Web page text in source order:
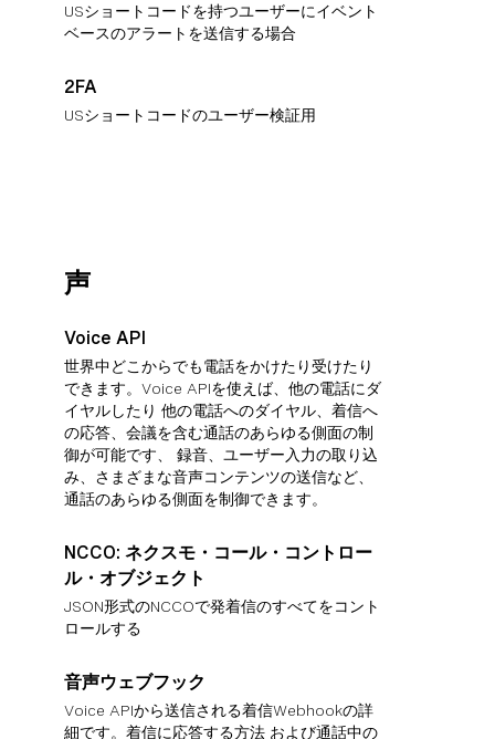
USショートコードを持つユーザーにイベント
ベースのアラートを送信する場合
2FA
USショートコードのユーザー検証用
声
Voice API
世界中どこからでも電話をかけたり受けたり
できます。Voice APIを使えば、他の電話にダ
イヤルしたり 他の電話へのダイヤル、着信へ
の応答、会議を含む通話のあらゆる側面の制
御が可能です、 録音、ユーザー入力の取り込
み、さまざまな音声コンテンツの送信など、
通話のあらゆる側面を制御できます。
NCCO: ネクスモ・コール・コントロー
ル・オブジェクト
JSON形式のNCCOで発着信のすべてをコント
ロールする
音声ウェブフック
Voice APIから送信される着信Webhookの詳
細です。着信に応答する方法 および通話中の